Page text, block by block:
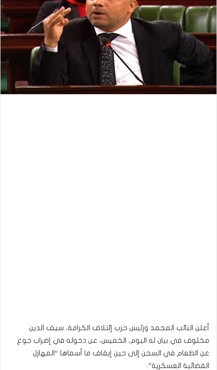
أعلن النائب المجمد ورئيس حزب إئتلاف الكرامة، سيف الدين
مخلوف في بيان له اليوم، الخميس، عن دخوله في إضراب جوع
عن الطعام في السجن إلى حين إيقاف ما أسماها “المهازل
القضائية العسكرية”.